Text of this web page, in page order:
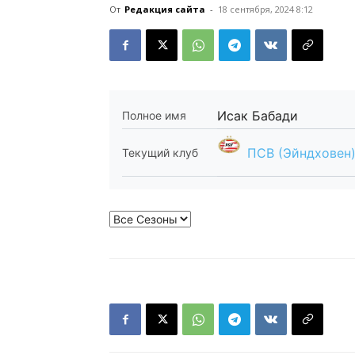
От Редакция сайта - 18 сентября, 2024 8:12
Полное имя Исак Бабади
Текущий клуб ПСВ (Эйндховен)